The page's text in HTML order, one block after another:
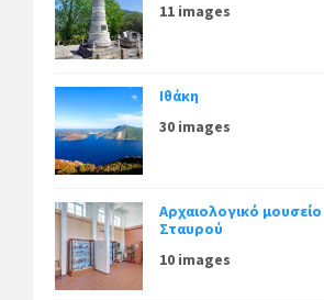
11 images
Ιθάκη
30 images
Αρχαιολογικό μουσείο
Σταυρού
10 images